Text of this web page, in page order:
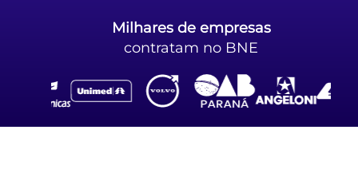
Milhares de empresas
contratam no BNE